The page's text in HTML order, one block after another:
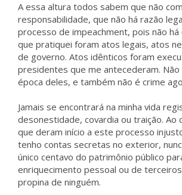
A essa altura todos sabem que não
responsabilidade, que não há razão
processo de impeachment, pois não há
que pratiquei foram atos legais, atos
de governo. Atos idênticos foram
presidentes que me antecederam. Não
época deles, e também não é crime
Jamais se encontrará na minha vida
desonestidade, covardia ou traição. Ao
que deram início a este processo
tenho contas secretas no exterior,
único centavo do patrimônio público
enriquecimento pessoal ou de
propina de ninguém.